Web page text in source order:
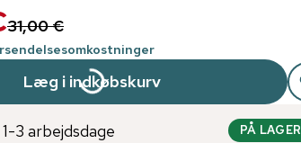
31,00 €
Læg i indkøbskurv
3 arbejdsdage PÅ LAGER